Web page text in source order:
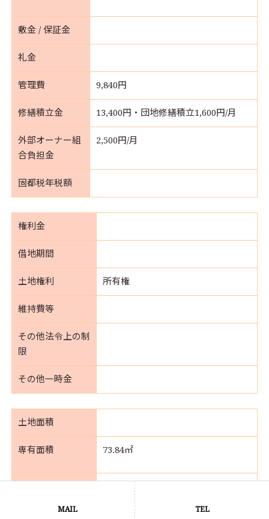
敷金 / 保証金
礼金
管理費 9,840円
修繕積立金 13,400円・団地修繕積立1,600円/月
外部オーナー組
合負担金
2,500円/月
固都税年税額
権利金
借地期間
土地権利 所有権
維持費等
その他法令上の制
限
その他一時金
土地面積
専有面積 73.84㎡
3LDK+2WIC
バルコニー面積 約7.97㎡
MAIL TEL